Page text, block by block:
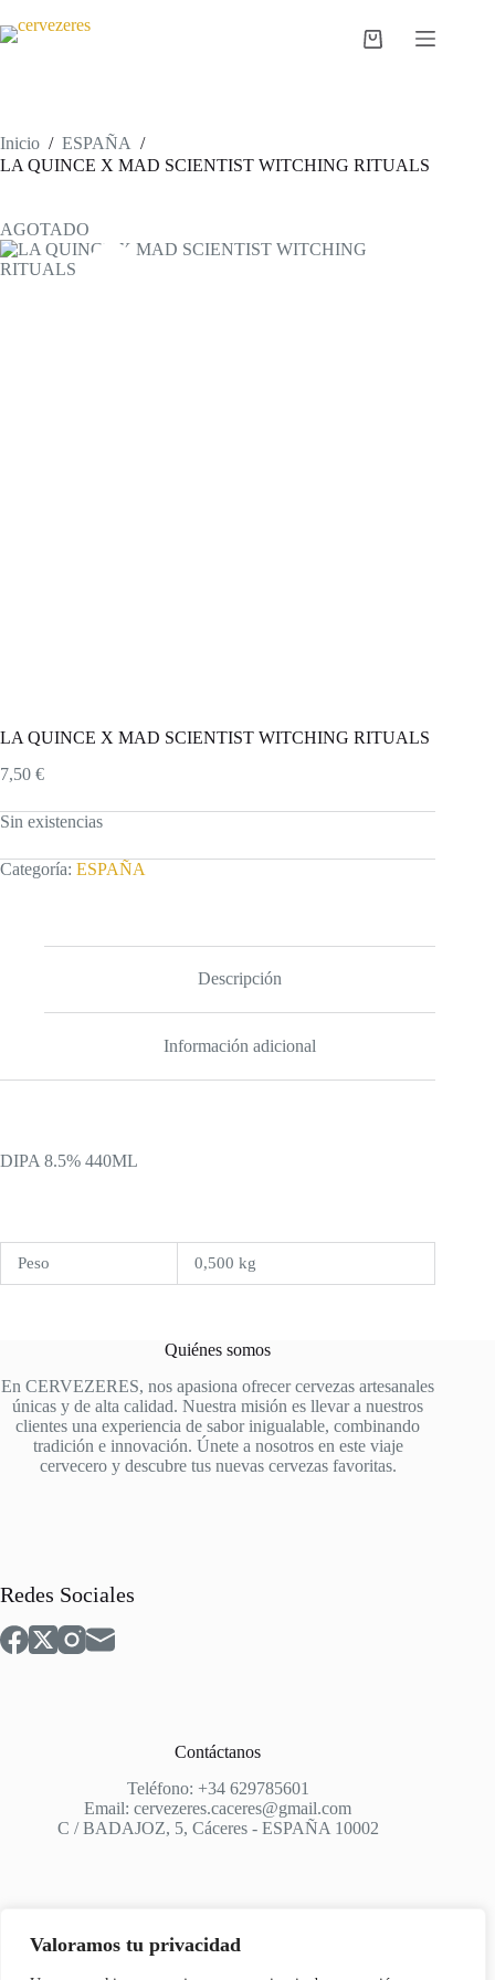
Valoramos tu privacidad
al
contenido
Carro
Inicio / ESPAÑA /
LA QUINCE X MAD SCIENTIST WITCHING RITUALS
AGOTADO
LA QUINCE X MAD SCIENTIST WITCHING RITUALS
7,50 €
Sin existencias
Categoría: ESPAÑA
Descripción
Información adicional
DIPA 8.5% 440ML
Peso 0,500 kg
Quiénes somos
En CERVEZERES, nos apasiona ofrecer cervezas artesanales
únicas y de alta calidad. Nuestra misión es llevar a nuestros
clientes una experiencia de sabor inigualable, combinando
tradición e innovación. Únete a nosotros en este viaje
cervecero y descubre tus nuevas cervezas favoritas.
Redes Sociales
Contáctanos
Teléfono: +34 629785601
Email: cervezeres.caceres@gmail.com
C / BADAJOZ, 5, Cáceres - ESPAÑA 10002
Apoyo